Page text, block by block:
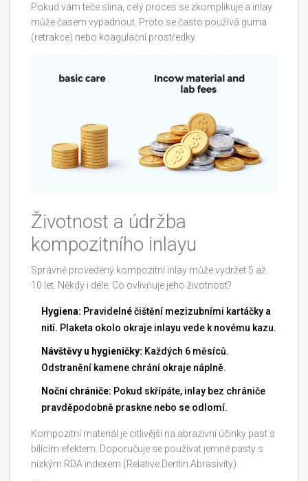
Pokud vám teče slina, celý proces se zkomplikuje a inlay
může časem vypadnout. Proto se často používá guma
(retrakce) nebo koagulační prostředky.
Životnost a údržba
kompozitního inlayu
Správně provedený kompozitní inlay může vydržet 5 až
10 let. Někdy i déle. Co ovlivňuje jeho životnost?
Hygiena: Pravidelné čištění mezizubními kartáčky a
nití. Plaketa okolo okraje inlayu vede k novému kazu.
Návštěvy u hygieničky: Každých 6 měsíců.
Odstranění kamene chrání okraje náplně.
Noční chrániče: Pokud skřípáte, inlay bez chrániče
pravděpodobně praskne nebo se odlomí.
Kompozitní materiál je citlivější na abrazivní účinky past s
bílícím efektem. Doporučuje se používat jemné pasty s
nízkým RDA indexem (Relative Dentin Abrasivity).